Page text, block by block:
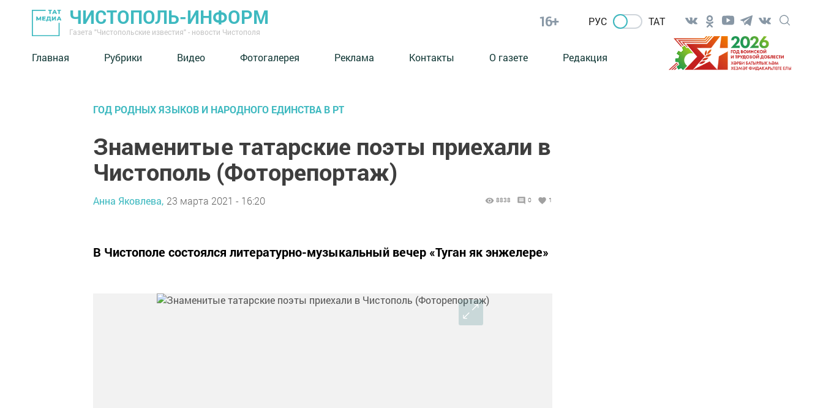
ЧИСТОПОЛЬ-ИНФОРМ
Газета "Чистопольские известия" - новости Чистополя
16+ РУС ТАТ
Главная Рубрики Видео Фотогалерея Реклама Контакты О газете Редакция
ГОД РОДНЫХ ЯЗЫКОВ И НАРОДНОГО ЕДИНСТВА В РТ
Знаменитые татарские поэты приехали в
Чистополь (Фоторепортаж)
Анна Яковлева, 23 марта 2021 - 16:20 8838 0 1
В Чистополе состоялся литературно-музыкальный вечер «Туган як энжелере»